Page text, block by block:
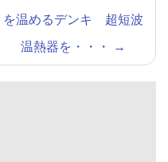
を温めるデンキ 超短波
温熱器を・・・
→